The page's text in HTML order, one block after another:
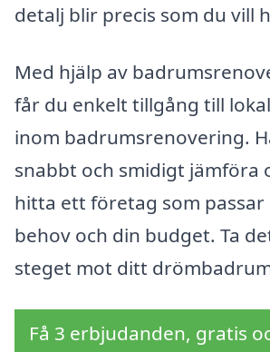
detalj blir precis som du vill
Med hjälp av
får du enkelt tillgång till
inom badrumsrenovering.
snabbt och smidigt jämföra
hitta ett företag som passar
behov och din budget. Ta
steget mot ditt
Få 3 erbjudanden, gratis